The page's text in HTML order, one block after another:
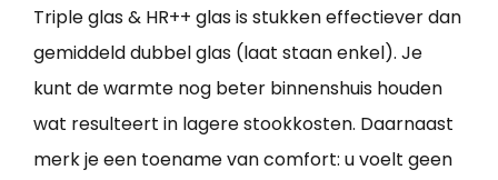
Triple glas & HR++ glas is stukken effectiever dan
gemiddeld dubbel glas (laat staan enkel). Je
kunt de warmte nog beter binnenshuis houden
wat resulteert in lagere stookkosten. Daarnaast
merk je een toename van comfort: u voelt geen